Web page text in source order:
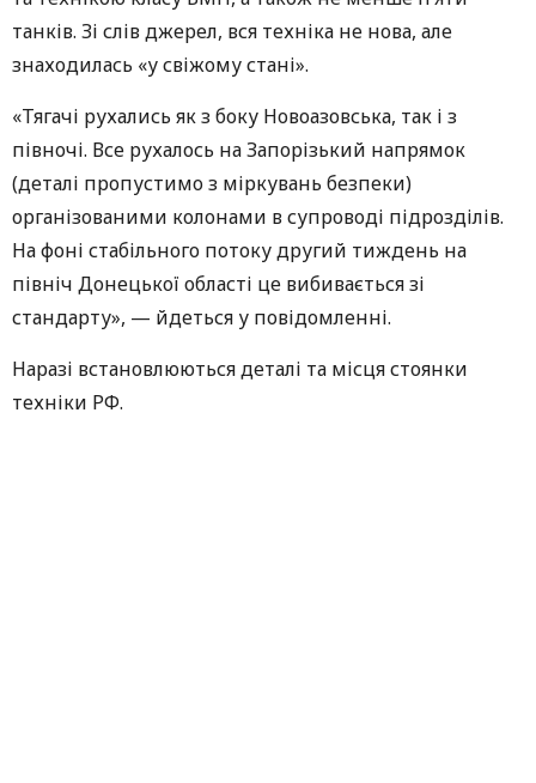
танків. Зі слів джерел, вся техніка не нова, але
знаходилась «у свіжому стані».
«Тягачі рухались як з боку Новоазовська, так і з
півночі. Все рухалось на Запорізький напрямок
(деталі пропустимо з міркувань безпеки)
організованими колонами в супроводі підрозділів.
На фоні стабільного потоку другий тиждень на
північ Донецької області це вибивається зі
стандарту», — йдеться у повідомленні.
Наразі встановлюються деталі та місця стоянки
техніки РФ.